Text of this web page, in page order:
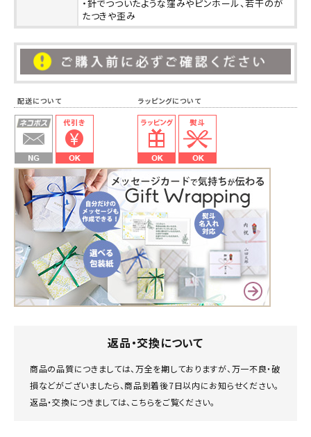
・針でつついたような窪みやピンホール、若干のが
たつきや歪み
配送について ラッピングについて
返品・交換について
商品の品質につきましては、万全を期しておりますが、万一不良・破
損などがございましたら、商品到着後7日以内にお知らせください。
返品・交換につきましては、 こちらをご覧ください。